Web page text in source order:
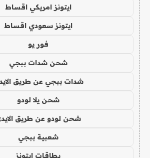
ايتونز امريكي اقساط
ايتونز سعودي اقساط
فور يو
شحن شدات ببجي
شدات ببجي عن طريق
شحن يلا لودو
شحن لودو عن طريق
شعبية ببجي
بطاقات ايتونز